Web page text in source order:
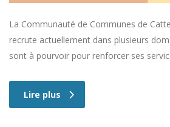
La Communauté de Communes de
recrute actuellement dans plusieurs
sont à pourvoir pour renforcer ses
Lire plus